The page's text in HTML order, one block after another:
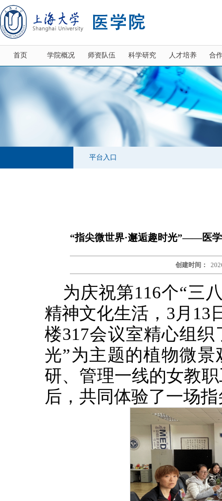
首页 学院概况 师资队伍 科学研究 人才培养 合
平台入口
“指尖微世界·邂逅趣时光”——医
创建时间：
为庆祝第116个“三
精神文化生活，3月13
楼317会议室精心组
光”为主题的植物微
研、管理一线的女教
后，共同体验了一场